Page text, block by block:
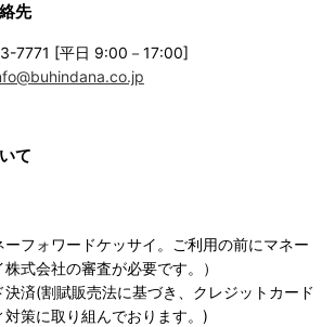
先
7771 [平日 9:00－17:00]
て
ーフォワードケッサイ。ご利用の前にマネー
式会社の審査が必要です。）
決済(割賦販売法に基づき、クレジットカード
策に取り組んでおります。)